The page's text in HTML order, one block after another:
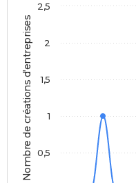
Nombre de créations d'entreprises 0,5
1
1,5
2
2,5